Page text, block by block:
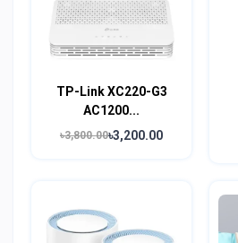
TP-Link XC220-G3
AC1200...
৳3,800.00৳3,200.00